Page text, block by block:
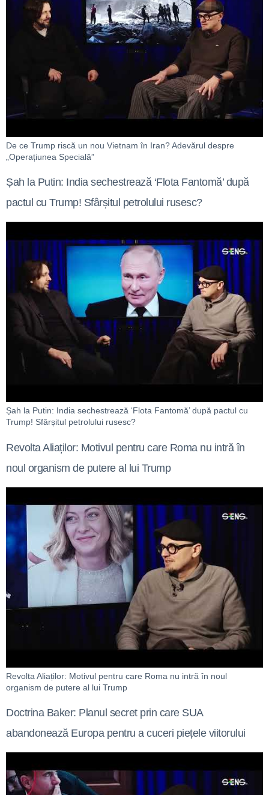
De ce Trump riscă un nou Vietnam în Iran? Adevărul despre
„Operațiunea Specială”
Șah la Putin: India sechestrează ‘Flota Fantomă’ după
pactul cu Trump! Sfârșitul petrolului rusesc?
Șah la Putin: India sechestrează ‘Flota Fantomă’ după pactul cu
Trump! Sfârșitul petrolului rusesc?
Revolta Aliaților: Motivul pentru care Roma nu intră în
noul organism de putere al lui Trump
Revolta Aliaților: Motivul pentru care Roma nu intră în noul
organism de putere al lui Trump
Doctrina Baker: Planul secret prin care SUA
abandonează Europa pentru a cuceri piețele viitorului